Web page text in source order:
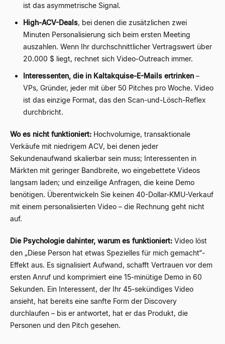
ist das asymmetrische Signal.
High-ACV-Deals, bei denen die zusätzlichen zwei
Minuten Personalisierung sich beim ersten Meeting
auszahlen. Wenn Ihr durchschnittlicher Vertragswert über
20.000 $ liegt, rechnet sich Video-Outreach immer.
Interessenten, die in Kaltakquise-E-Mails ertrinken –
VPs, Gründer, jeder mit über 50 Pitches pro Woche. Video
ist das einzige Format, das den Scan-und-Lösch-Reflex
durchbricht.
Wo es nicht funktioniert: Hochvolumige, transaktionale
Verkäufe mit niedrigem ACV, bei denen jeder
Sekundenaufwand skalierbar sein muss; Interessenten in
Märkten mit geringer Bandbreite, wo eingebettete Videos
langsam laden; und einzeilige Anfragen, die keine Demo
benötigen. Überentwickeln Sie keinen 40-Dollar-KMU-Verkauf
mit einem personalisierten Video – die Rechnung geht nicht
auf.
Die Psychologie dahinter, warum es funktioniert: Video löst
den „Diese Person hat etwas Spezielles für mich gemacht“-
Effekt aus. Es signalisiert Aufwand, schafft Vertrauen vor dem
ersten Anruf und komprimiert eine 15-minütige Demo in 60
Sekunden. Ein Interessent, der Ihr 45-sekündiges Video
ansieht, hat bereits eine sanfte Form der Discovery
durchlaufen – bis er antwortet, hat er das Produkt, die
Personen und den Pitch gesehen.